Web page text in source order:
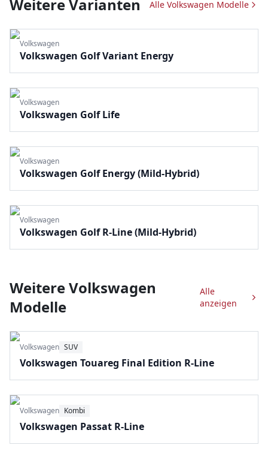
Weitere Varianten Alle Volkswagen Modelle
Volkswagen
Volkswagen Golf Variant Energy
Volkswagen
Volkswagen Golf Life
Volkswagen
Volkswagen Golf Energy (Mild-Hybrid)
Volkswagen
Volkswagen Golf R-Line (Mild-Hybrid)
WeitereVolkswagen
Modelle
Alle
anzeigen
Volkswagen SUV
Volkswagen Touareg Final Edition R-Line
Volkswagen Kombi
Volkswagen Passat R-Line